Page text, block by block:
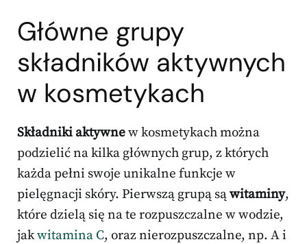
Główne grupy
składników aktywnych
w kosmetykach
Składniki aktywnew kosmetykach można
podzielić na kilka głównych grup, z których
każda pełni swoje unikalne funkcje w
pielęgnacji skóry. Pierwszą grupą sąwitaminy,
które dzielą się na te rozpuszczalne w wodzie,
jakwitamina C, oraz nierozpuszczalne, np. A i